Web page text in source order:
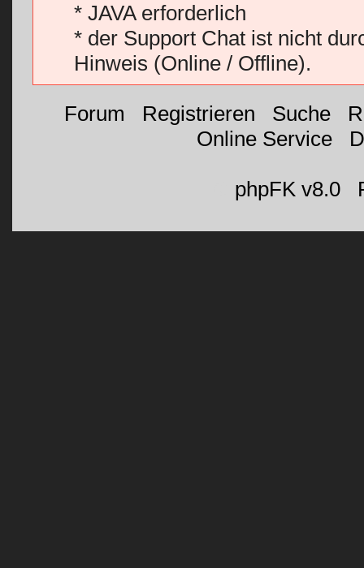
* JAVA erforderlich
* der Support Chat ist nicht
Hinweis (Online / Offline).
Forum Registrieren Suche|
Online Service|
phpFK v8.0